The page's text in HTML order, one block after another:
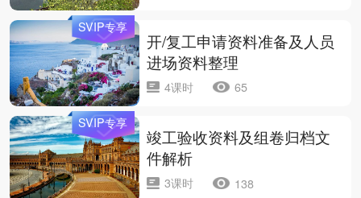
SVIP专享
开/复工申请资料准备及人员
进场资料整理
4课时 65
SVIP专享
竣工验收资料及组卷归档文
件解析
3课时 138